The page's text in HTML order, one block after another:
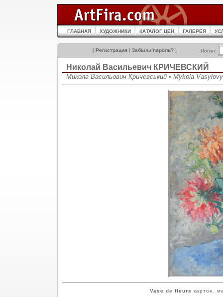
ГЛАВНАЯ ХУДОЖНИКИ КАТАЛОГ ЦЕН ГАЛЕРЕЯ
[ Регистрация | Забыли пароль? ] Логин:
Николай Васильевич КРИЧЕВСКИЙ
Микола Васильович Кричевський • Mykola
Vase de fleurs картон,